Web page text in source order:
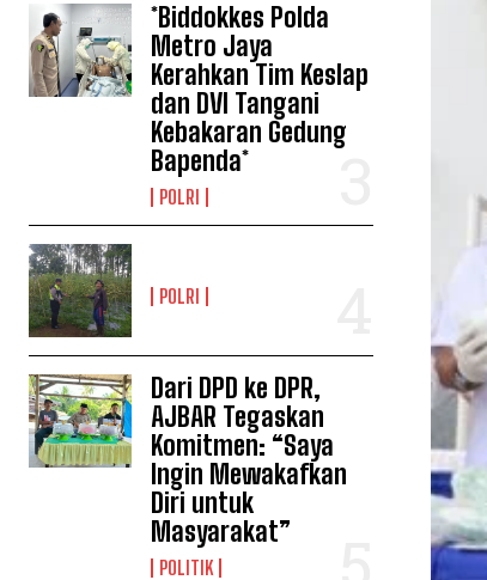
*Biddokkes Polda
Metro Jaya
Kerahkan Tim Keslap
dan DVI Tangani
Kebakaran Gedung
Bapenda*
POLRI
POLRI
Dari DPD ke DPR,
AJBAR Tegaskan
Komitmen: “Saya
Ingin Mewakafkan
Diri untuk
Masyarakat”
POLITIK